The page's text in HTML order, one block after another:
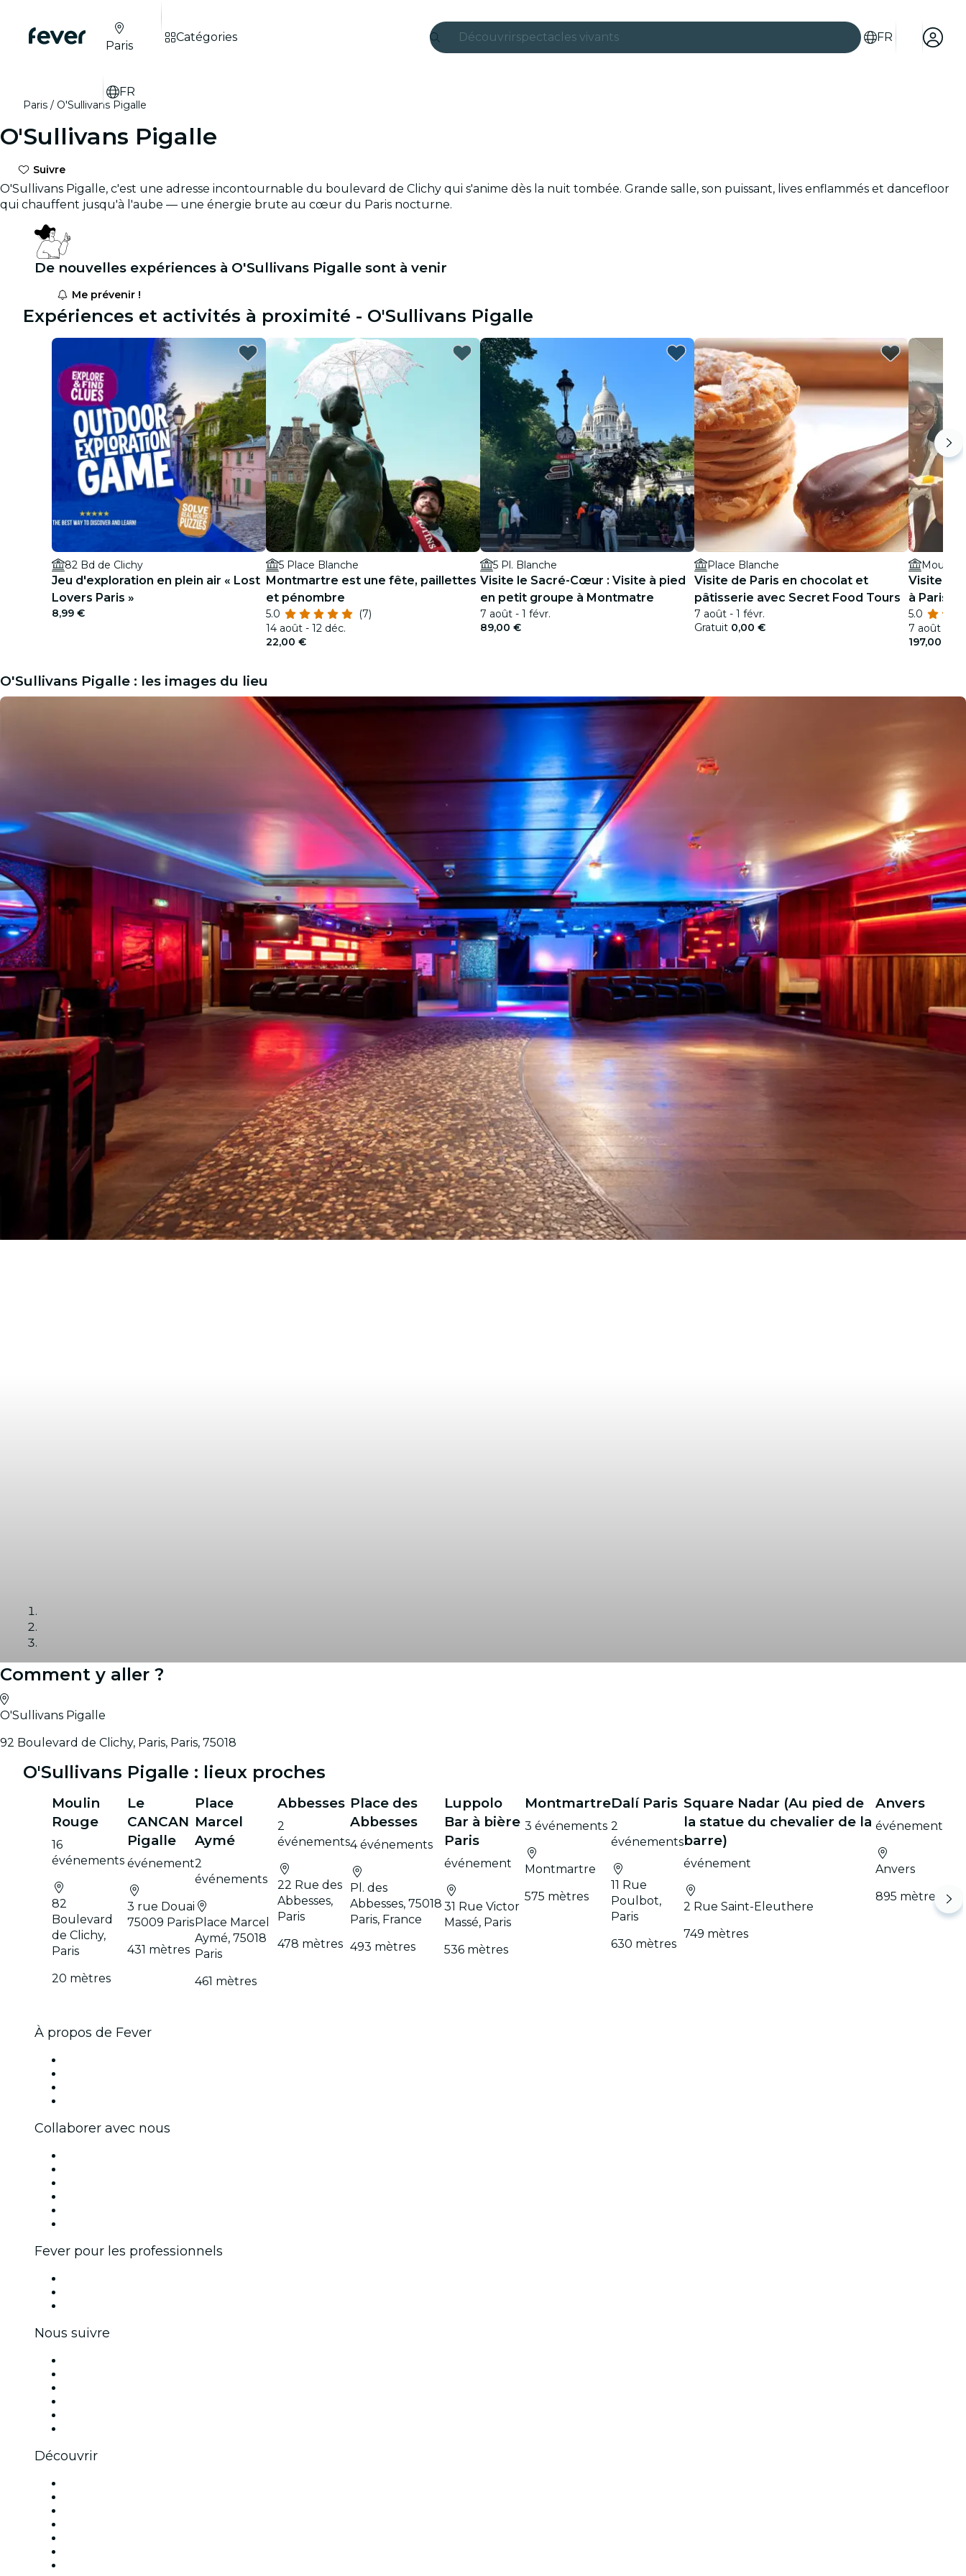
Découvrirspectacles vivants
São Paulo
concerts
restaurants
cinéma
FR
Paris
FR
Catégories
Paris O'Sullivans Pigalle
O'Sullivans Pigalle
Suivre
O'Sullivans Pigalle, c'est une adresse incontournable du boulevard de Clichy qui s'anime dès la nuit tombée. Grande salle, son puissant, lives enflammés et dancefloor
qui chauffent jusqu'à l'aube — une énergie brute au cœur du Paris nocturne.
De nouvelles expériences à O'Sullivans Pigalle sont à venir
Me prévenir !
Expériences et activités à proximité - O'Sullivans Pigalle
82 Bd de Clichy
Jeu d'exploration en plein air « Lost
Lovers Paris »
8,99 €
5 Place Blanche
Montmartre est une fête, paillettes
et pénombre
5.0
(7)
14 août - 12 déc.
22,00 €
5 Pl. Blanche
Visite le Sacré-Cœur : Visite à pied
en petit groupe à Montmatre
7 août - 1 févr.
89,00 €
Place Blanche
Visite de Paris en chocolat et
pâtisserie avec Secret Food Tours
7 août - 1 févr.
Gratuit 0,00 €
Moulin
Visite
à Paris
5.0
7 août - 30
197,00 €
O'Sullivans Pigalle : les images du lieu
Galerie
Comment y aller ?
O'Sullivans Pigalle
92 Boulevard de Clichy, Paris, Paris, 75018
O'Sullivans Pigalle : lieux proches
Moulin
Rouge
16
événements
82
Boulevard
de Clichy,
Paris
20 mètres
Le
CANCAN
Pigalle
événement
3 rue Douai
75009 Paris
431 mètres
Place
Marcel
Aymé
2
événements
Place Marcel
Aymé, 75018
Paris
461 mètres
Abbesses
2
événements
22 Rue des
Abbesses,
Paris
478 mètres
Place des
Abbesses
4 événements
Pl. des
Abbesses, 75018
Paris, France
493 mètres
Luppolo
Bar à bière
Paris
événement
31 Rue Victor
Massé, Paris
536 mètres
Montmartre
3 événements
Montmartre
575 mètres
Dalí Paris
2
événements
11 Rue
Poulbot,
Paris
630 mètres
Square Nadar (Au pied de
la statue du chevalier de la
barre)
événement
2 Rue Saint-Eleuthere
749 mètres
Anvers
événement
Anvers
895 mètres
À propos de Fever
Collaborer avec nous
Fever pour les professionnels
Nous suivre
Découvrir